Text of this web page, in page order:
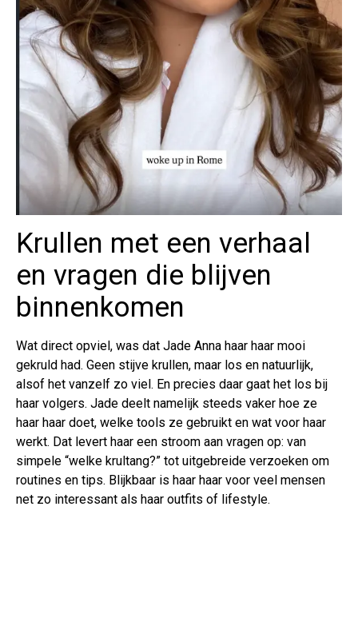
Krullen met een verhaal
en vragen die blijven
binnenkomen
Wat direct opviel, was dat Jade Anna haar haar mooi
gekruld had. Geen stijve krullen, maar los en natuurlijk,
alsof het vanzelf zo viel. En precies daar gaat het los bij
haar volgers. Jade deelt namelijk steeds vaker hoe ze
haar haar doet, welke tools ze gebruikt en wat voor haar
werkt. Dat levert haar een stroom aan vragen op: van
simpele “welke krultang?” tot uitgebreide verzoeken om
routines en tips. Blijkbaar is haar haar voor veel mensen
net zo interessant als haar outfits of lifestyle.